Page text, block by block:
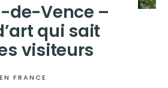
de-Vence –
qui sait
visiteurs
EN FRANCE